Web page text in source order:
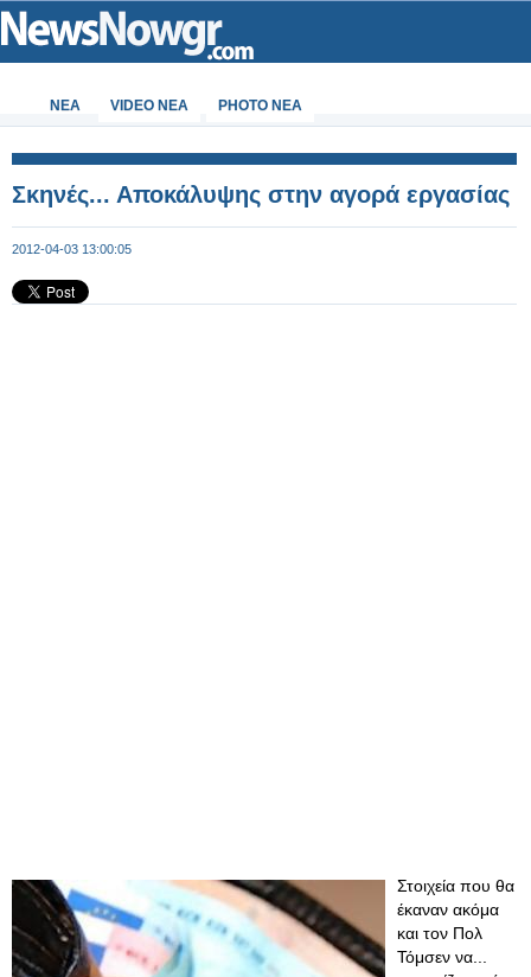
ΝΕΑ VIDEO NEA PHOTO NEA
Σκηνές... Αποκάλυψης στην αγορά εργασίας
2012-04-03 13:00:05
Στοιχεία που θα
έκαναν ακόμα
και τον Πολ
Τόμσεν να...